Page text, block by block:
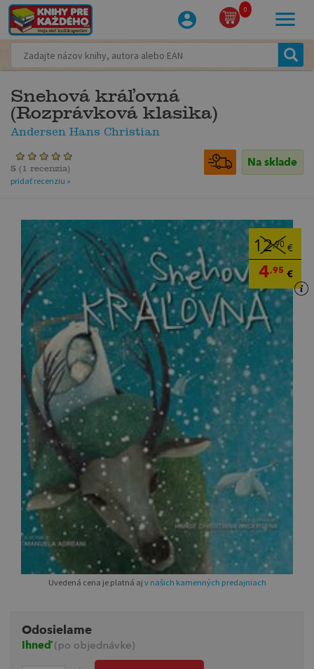
0
Snehová kráľovná
(Rozprávková klasika)
Andersen Hans Christian
Na sklade
5 ( 1 recenzia)
pridať recenziu »
12,90 €
4,95 €
Uvedená cena je platná aj v našich kamenných predajniach
Odosielame
Ihneď(po objednávke)